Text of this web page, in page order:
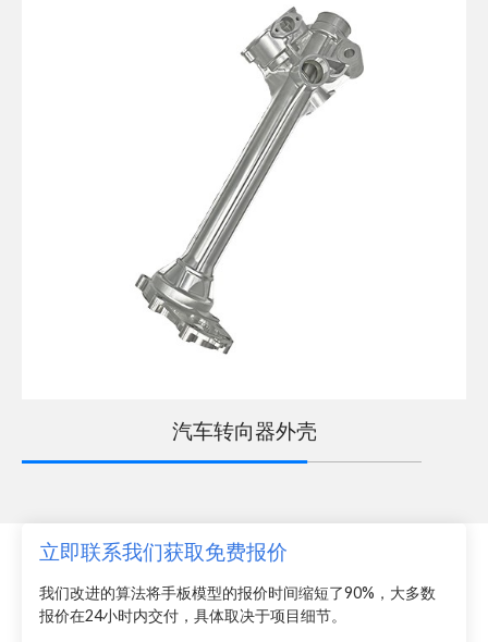
汽车转向器外壳
立即联系我们获取免费报价
我们改进的算法将手板模型的报价时间缩短了90%，大多数
报价在24小时内交付，具体取决于项目细节。